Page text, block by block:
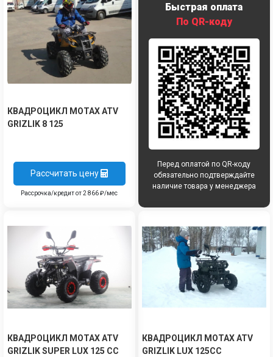
КВАДРОЦИКЛ MOTAX ATV
GRIZLIK 8 125
Рассчитать цену
Рассрочка/кредит от 2 866 ₽/мес
Быстрая оплата
По QR-коду
Перед оплатой по QR-коду
обязательно подтверждайте
наличие товара у менеджера
КВАДРОЦИКЛ MOTAX ATV
GRIZLIK SUPER LUX 125 СС
КВАДРОЦИКЛ MOTAX ATV
GRIZLIK LUX 125СС